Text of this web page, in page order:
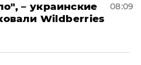
– украинские
Wildberries
08:09